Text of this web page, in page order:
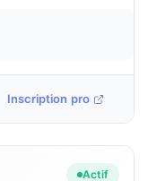
Inscription pro
Actif